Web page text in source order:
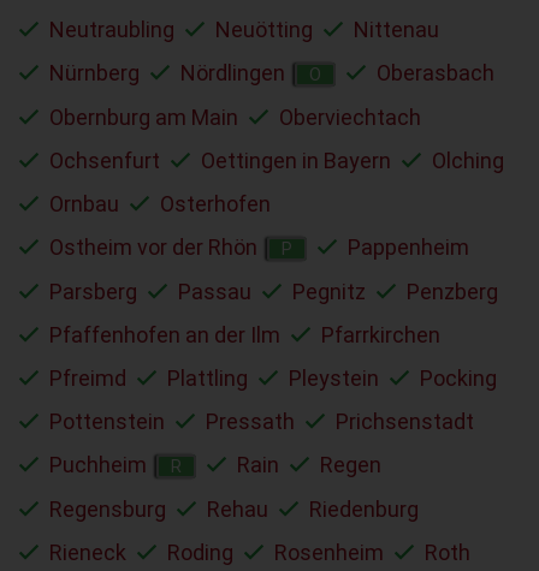
Neutraubling
Neuötting
Nittenau
Nürnberg
Nördlingen O
Oberasbach
Obernburg am Main
Oberviechtach
Ochsenfurt
Oettingen in Bayern
Olching
Ornbau
Osterhofen
Ostheim vor der Rhön
P
Pappenheim
Parsberg
Passau Pegnitz
Penzberg
Pfaffenhofen an der Ilm
Pfarrkirchen
Pfreimd
Plattling Pleystein
Pocking
Pottenstein
Pressath
Prichsenstadt
Puchheim
R Rain
Regen
Regensburg
Rehau
Riedenburg
Rieneck
Roding Rosenheim
Roth